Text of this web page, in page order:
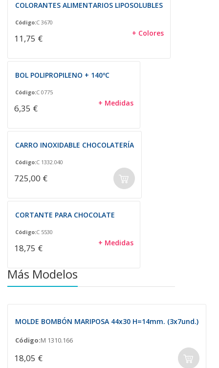
COLORANTES ALIMENTARIOS LIPOSOLUBLES
Código:C 3670
11,75 € + Colores
BOL POLIPROPILENO + 140ºC
Código:C 0775
6,35 € + Medidas
CARRO INOXIDABLE CHOCOLATERÍA
Código:C 1332.040
725,00 €
CORTANTE PARA CHOCOLATE
Código:C 5530
18,75 € + Medidas
Más Modelos
MOLDE BOMBÓN MARIPOSA 44x30 H=14mm. (3x7und.)
Código:M 1310.166
18,05 €